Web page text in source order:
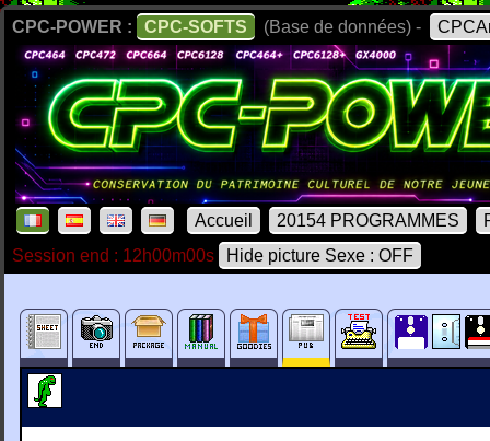
CPC-POWER : CPC-SOFTS (Base de données) -
Accueil 20154 PROGRAMMES
Session end : 12h00m00s
Hide picture Sexe : OFF